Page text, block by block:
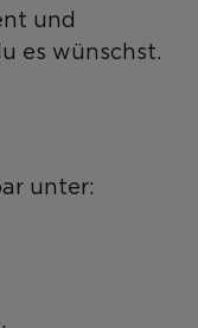
und
es wünschst.
unter: